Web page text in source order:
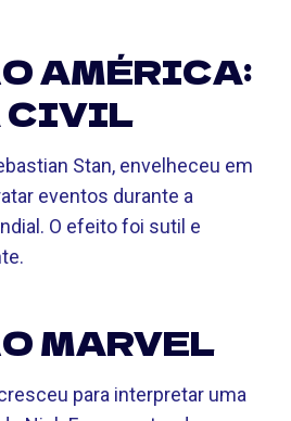
AMÉRICA:
CIVIL
Stan, envelheceu em
eventos durante a
O efeito foi sutil e
MARVEL
para interpretar uma